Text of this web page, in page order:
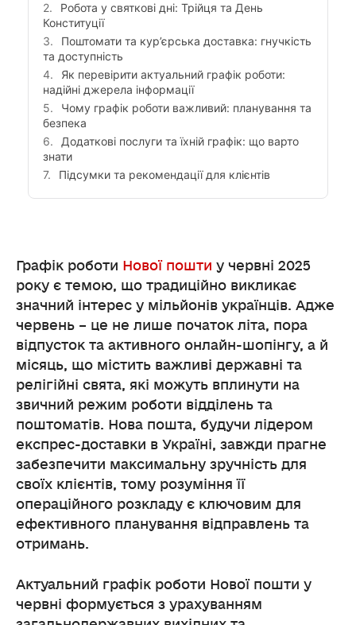
Робота у святкові дні: Трійця та День
Конституції
Поштомати та кур’єрська доставка: гнучкість
та доступність
Як перевірити актуальний графік роботи:
надійні джерела інформації
Чому графік роботи важливий: планування та
безпека
Додаткові послуги та їхній графік: що варто
знати
Підсумки та рекомендації для клієнтів
Графік роботи Нової пошти у червні 2025
року є темою, що традиційно викликає
значний інтерес у мільйонів українців. Адже
червень – це не лише початок літа, пора
відпусток та активного онлайн-шопінгу, а й
місяць, що містить важливі державні та
релігійні свята, які можуть вплинути на
звичний режим роботи відділень та
поштоматів. Нова пошта, будучи лідером
експрес-доставки в Україні, завжди прагне
забезпечити максимальну зручність для
своїх клієнтів, тому розуміння її
операційного розкладу є ключовим для
ефективного планування відправлень та
отримань.
Актуальний графік роботи Нової пошти у
червні формується з урахуванням